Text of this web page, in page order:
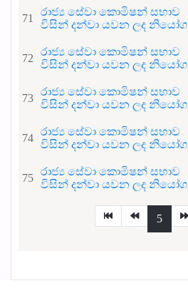
71
රාජ්‍ය සේවා කොමිෂන් සභාව
විසින් දන්වා යවන ලද නියෝග
72
රාජ්‍ය සේවා කොමිෂන් සභාව
විසින් දන්වා යවන ලද නියෝග
73
රාජ්‍ය සේවා කොමිෂන් සභාව
විසින් දන්වා යවන ලද නියෝග
74
රාජ්‍ය සේවා කොමිෂන් සභාව
විසින් දන්වා යවන ලද නියෝග
75
රාජ්‍ය සේවා කොමිෂන් සභාව
විසින් දන්වා යවන ලද නියෝග
5